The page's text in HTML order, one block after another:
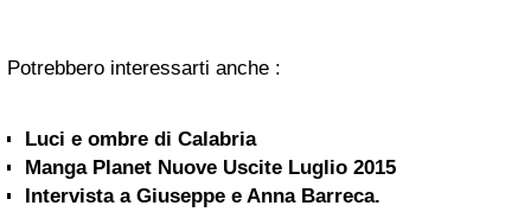
Potrebbero interessarti anche :
Luci e ombre di Calabria
Manga Planet Nuove Uscite Luglio 2015
Intervista a Giuseppe e Anna Barreca.